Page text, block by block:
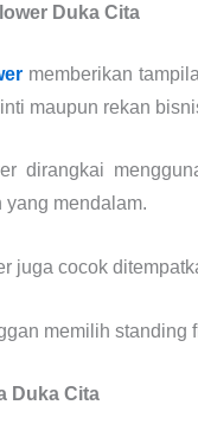
Duka Cita
memberikan
maupun rekan
dirangkai
yang mendalam.
juga cocok
memilih standing
Duka Cita